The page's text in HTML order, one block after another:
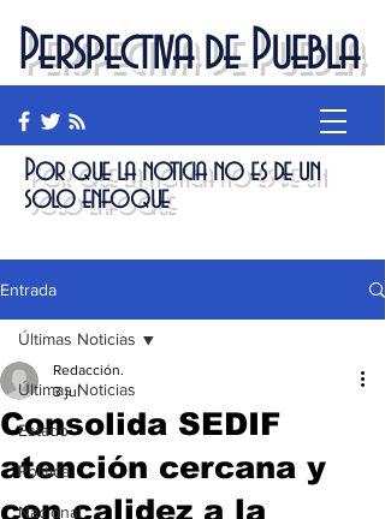
Perspectiva de Puebla
Por que la noticia no es de un
solo enfoque
Entrada
Últimas Noticias
Estado
Política
Nacional
Últimas Noticias
Consolida SEDIF
atención cercana y
con calidez a la
Redacción.
3 jul